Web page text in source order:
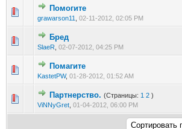
Помогите
grawarson11 02-11-2012, 02:05 PM
0 голос(ов) - 0 из 5 в среднем
Бред
SlaeR 02-07-2012, 04:25 PM
0 голос(ов) - 0 из 5 в среднем
Помагите
KastetPW, 01-28-2012, 01:52 AM
0 голос(ов) - 0 из 5 в среднем
Партнерство. (Страницы: 1 2 )
ViNNyGret 01-04-2012, 06:00 PM
0 голос(ов) - 0 из 5 в среднем
12 345